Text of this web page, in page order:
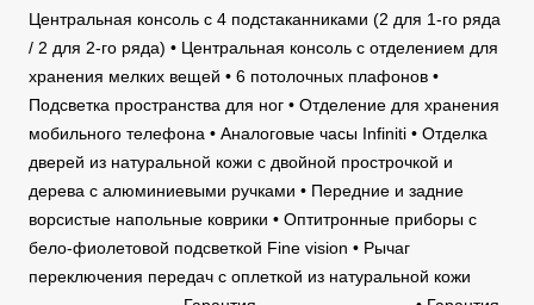
Центральная консоль с 4 подстаканниками (2 для 1-го ряда
/ 2 для 2-го ряда) • Центральная консоль с отделением для
хранения мелких вещей • 6 потолочных плафонов •
Подсветка пространства для ног • Отделение для хранения
мобильного телефона • Аналоговые часы Infiniti • Отделка
дверей из натуральной кожи с двойной прострочкой и
дерева с алюминиевыми ручками • Передние и задние
ворсистые напольные коврики • Оптитронные приборы с
бело-фиолетовой подсветкой Fine vision • Рычаг
переключения передач с оплеткой из натуральной кожи